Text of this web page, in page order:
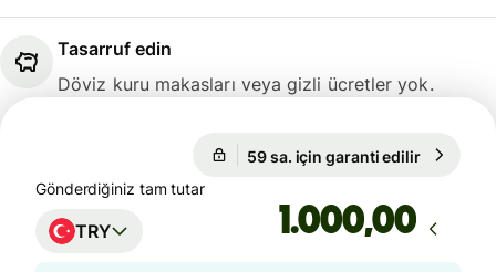
Tasarruf edin
Döviz kuru makasları veya gizli ücretler yok.
1 EUR = 55,1323 TRY
Gönderdiğiniz tam tutar
TRY ,00